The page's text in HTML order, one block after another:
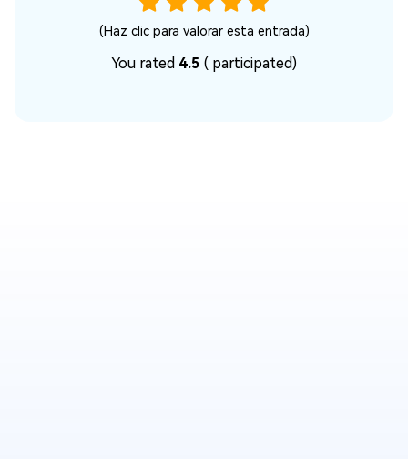
(Haz clic para valorar esta entrada)
You rated 4.5 ( participated)